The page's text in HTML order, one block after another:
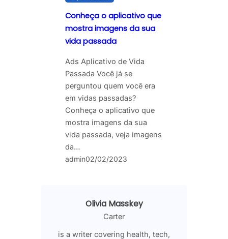
Conheça o aplicativo que
mostra imagens da sua
vida passada
Ads Aplicativo de Vida
Passada Você já se
perguntou quem você era
em vidas passadas?
Conheça o aplicativo que
mostra imagens da sua
vida passada, veja imagens
da…
admin02/02/2023
Olivia Masskey
Carter
is a writer covering health, tech,